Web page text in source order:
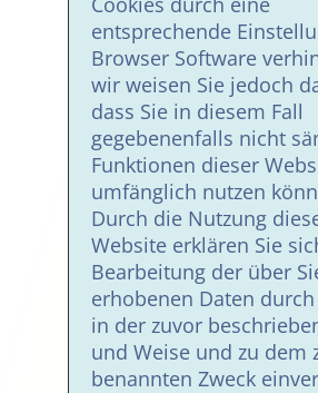
entsprechende
Browser Software
wir weisen Sie jedoch
dass Sie in diesem Fall
gegebenenfalls nicht
Funktionen dieser
umfänglich nutzen
Durch die Nutzung
Website erklären Sie
Bearbeitung der über
erhobenen Daten
in der zuvor
und Weise und zu dem
benannten Zweck